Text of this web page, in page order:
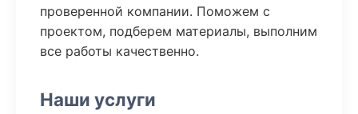
проверенной компании. Поможем с
проектом, подберем материалы, выполним
все работы качественно.
Наши услуги